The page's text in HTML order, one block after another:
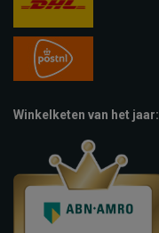
Winkelketen van het jaar: